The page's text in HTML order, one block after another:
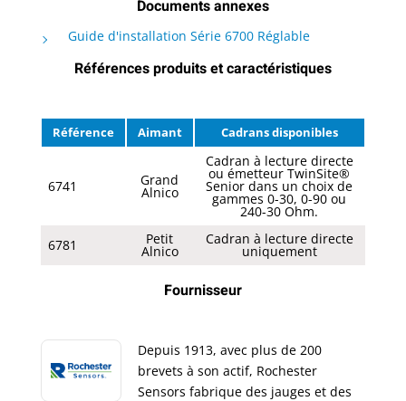
Documents annexes
Guide d'installation Série 6700 Réglable
Références produits et caractéristiques
Référence Aimant Cadrans disponibles
6741 Grand
Alnico
Cadran à lecture directe
ou émetteur TwinSite®
Senior dans un choix de
gammes 0-30, 0-90 ou
240-30 Ohm.
6781
Petit
Alnico
Cadran à lecture directe
uniquement
Fournisseur
Depuis 1913, avec plus de 200
brevets à son actif, Rochester
Sensors fabrique des jauges et des